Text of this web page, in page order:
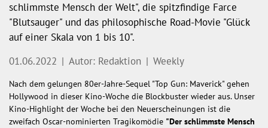
schlimmste Mensch der Welt", die spitzfindige Farce
"Blutsauger" und das philosophische Road-Movie "Glück
auf einer Skala von 1 bis 10".
01.06.2022 | Autor: Redaktion | Weekly
Nach dem gelungen 80er-Jahre-Sequel "Top Gun: Maverick" gehen
Hollywood in dieser Kino-Woche die Blockbuster wieder aus. Unser
Kino-Highlight der Woche bei den Neuerscheinungen ist die
zweifach Oscar-nominierten Tragikomödie "Der schlimmste Mensch